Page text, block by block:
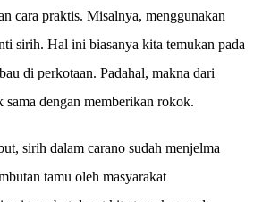
cara praktis. Misalnya, menggunakan
sirih. Hal ini biasanya kita temukan pada
di perkotaan. Padahal, makna dari
dengan memberikan rokok.
sirih dalam carano sudah menjelma
tamu oleh masyarakat